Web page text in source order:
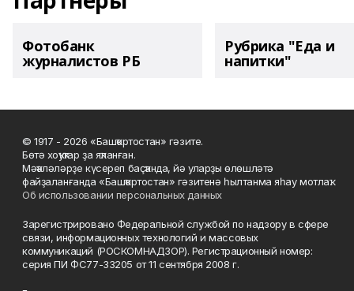
Фотобанк
журналистов РБ
Рубрика "Еда и
напитки"
© 1917 - 2026 «Башҡортостан» гәзите.
Бөтә хоҡуҡтар ҙа яҡланған.
Мәҡәләләрҙе күсереп баҫҡанда, йә уларҙы өлөшләтә
файҙаланғанда «Башҡортостан» гәзитенә һылтанма яһау мотлаҡ.
Об использовании персональных данных
Зарегистрировано Федеральной службой по надзору в сфере
связи, информационных технологий и массовых
коммуникаций (РОСКОМНАДЗОР). Регистрационный номер:
серия ПИ ФС77-33205 от 11 сентября 2008 г.